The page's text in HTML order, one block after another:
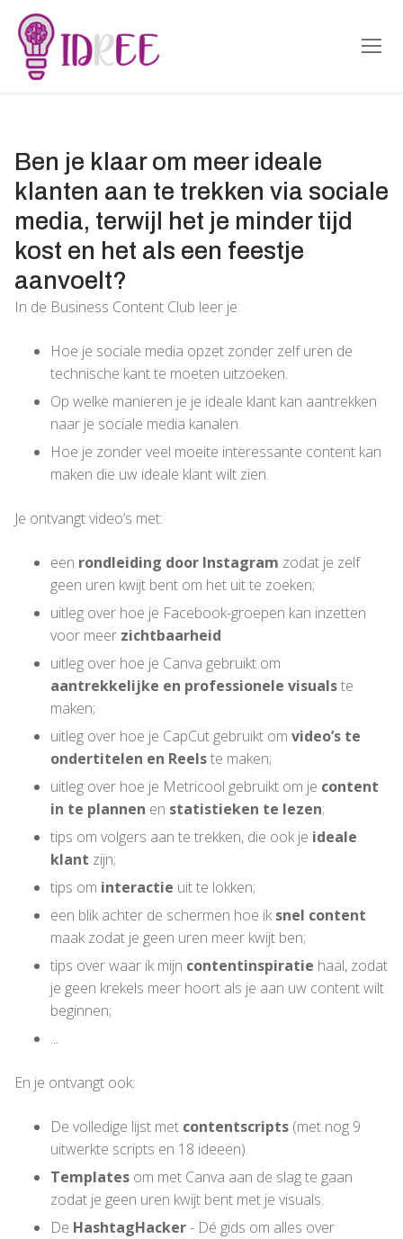
Doorgaan
naar
inhoud
Ben je klaar om meer ideale
klanten aan te trekken via sociale
media, terwijl het je minder tijd
kost en het als een feestje
aanvoelt?
In de Business Content Club leer je:
Hoe je sociale media opzet zonder zelf uren de
technische kant te moeten uitzoeken.
Op welke manieren je je ideale klant kan aantrekken
naar je sociale media kanalen.
Hoe je zonder veel moeite interessante content kan
maken die uw ideale klant wilt zien.
Je ontvangt video’s met:
een rondleiding door Instagram zodat je zelf
geen uren kwijt bent om het uit te zoeken;
uitleg over hoe je Facebook-groepen kan inzetten
voor meer zichtbaarheid
uitleg over hoe je Canva gebruikt om
aantrekkelijke en professionele visualste
maken;
uitleg over hoe je CapCut gebruikt om video’s te
ondertitelen en Reelste maken;
uitleg over hoe je Metricool gebruikt om je content
in te plannen en statistieken te lezen;
tips om volgers aan te trekken, die ook je ideale
klant zijn;
tips om interactie uit te lokken;
een blik achter de schermen hoe iksnel content
maak zodat je geen uren meer kwijt ben;
tips over waar ik mijn contentinspiratie haal, zodat
je geen krekels meer hoort als je aan uw content wilt
beginnen;
...
En je ontvangt ook:
De volledige lijst met contentscripts (met nog 9
uitwerkte scripts en 18 ideeën).
Templates om met Canva aan de slag te gaan
zodat je geen uren kwijt bent met je visuals.
De HashtagHacker- Dé gids om alles over